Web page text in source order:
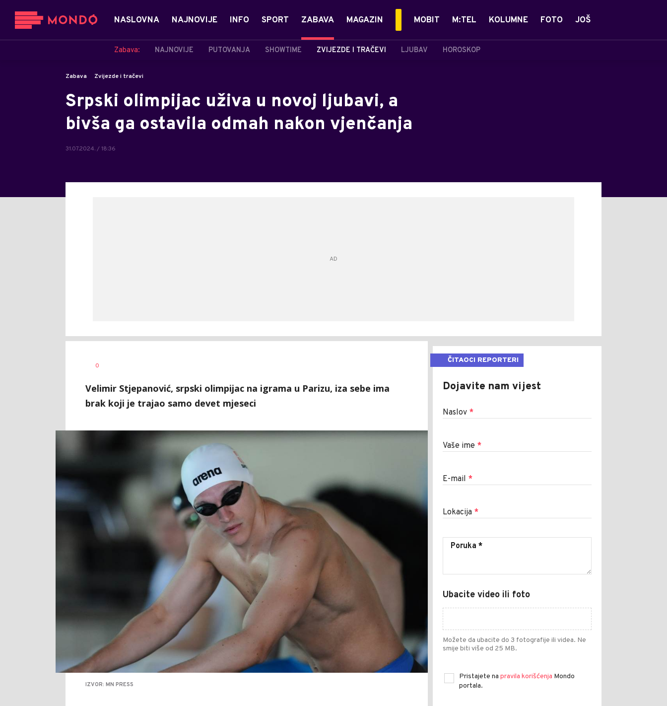
NASLOVNA NAJNOVIJE INFO SPORT ZABAVA
Zabava: NAJNOVIJE PUTOVANJA SHOWTIME ZVIJEZDE I TRAČEVI LJUBAV HOROSKOP
MAGAZIN MOBIT M:TEL KOLUMNE FOTO JOŠ
Zabava Zvijezde i tračevi
Srpski olimpijac uživa u novoj ljubavi, a
bivša ga ostavila odmah nakon vjenčanja
31.07.2024. / 18:36
AUTOR
0
Velimir Stjepanović, srpski olimpijac na igrama u Parizu, iza sebe ima
brak koji je trajao samo devet mjeseci
IZVOR: MN PRESS
ČITAOCI REPORTERI
Dojavite nam vijest
Naslov *
Vaše ime *
E-mail *
Lokacija *
Ubacite video ili foto
Možete da ubacite do 3 fotografije ili videa. Ne
smije biti više od 25 MB.
Pristajete na pravila korišćenja Mondo
portala.